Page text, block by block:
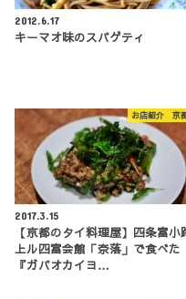
2012.6.17
キーマオ味のスパゲティ
お店紹介 京
2017.3.15
【京都のタイ料理屋】四条富小
上ル四富会館「奈落」で食べた
『ガパオカイヨ…